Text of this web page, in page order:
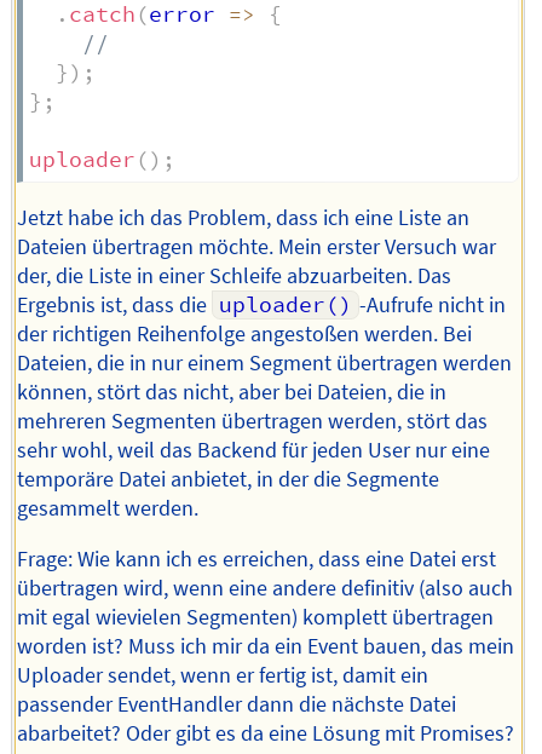
. catch (error =>
{
//
}) ;
} ;
uploader () ;
Jetzt habe ich das Problem, dass ich eine Liste an
Dateien übertragen möchte. Mein erster Versuch war
der, die Liste in einer Schleife abzuarbeiten. Das
Ergebnis ist, dass die uploader() -Aufrufe nicht in
der richtigen Reihenfolge angestoßen werden. Bei
Dateien, die in nur einem Segment übertragen werden
können, stört das nicht, aber bei Dateien, die in
mehreren Segmenten übertragen werden, stört das
sehr wohl, weil das Backend für jeden User nur eine
temporäre Datei anbietet, in der die Segmente
gesammelt werden.
Frage: Wie kann ich es erreichen, dass eine Datei erst
übertragen wird, wenn eine andere definitiv (also auch
mit egal wievielen Segmenten) komplett übertragen
worden ist? Muss ich mir da ein Event bauen, das mein
Uploader sendet, wenn er fertig ist, damit ein
passender EventHandler dann die nächste Datei
abarbeitet? Oder gibt es da eine Lösung mit Promises?